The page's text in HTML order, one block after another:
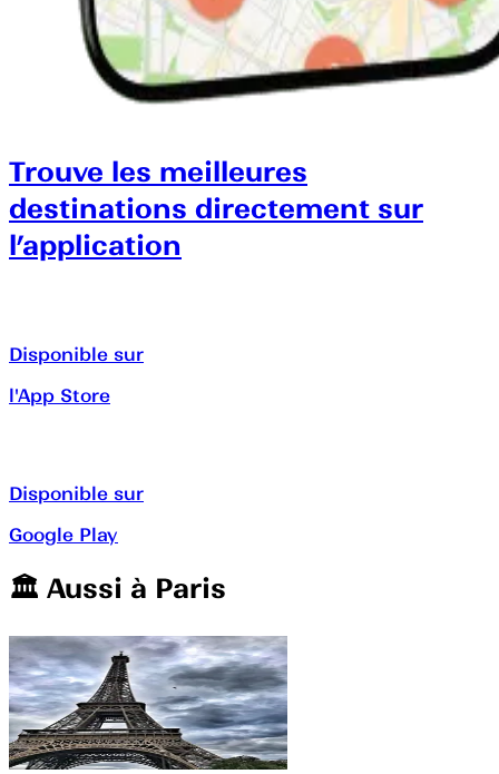
Trouve les meilleures
destinations directement sur
l’application
Disponible sur
l'App Store
Disponible sur
Google Play
🏛️️ Aussi à Paris